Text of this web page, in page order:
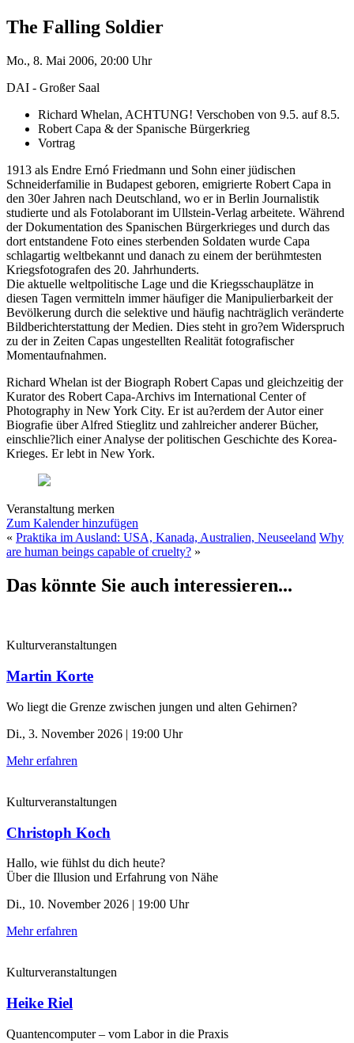
The Falling Soldier
Mo., 8. Mai 2006, 20:00 Uhr
DAI - Großer Saal
Richard Whelan, ACHTUNG! Verschoben von 9.5. auf 8.5.
Robert Capa & der Spanische Bürgerkrieg
Vortrag
1913 als Endre Ernó Friedmann und Sohn einer jüdischen
Schneiderfamilie in Budapest geboren, emigrierte Robert Capa in
den 30er Jahren nach Deutschland, wo er in Berlin Journalistik
studierte und als Fotolaborant im Ullstein-Verlag arbeitete. Während
der Dokumentation des Spanischen Bürgerkrieges und durch das
dort entstandene Foto eines sterbenden Soldaten wurde Capa
schlagartig weltbekannt und danach zu einem der berühmtesten
Kriegsfotografen des 20. Jahrhunderts.
Die aktuelle weltpolitische Lage und die Kriegsschauplätze in
diesen Tagen vermitteln immer häufiger die Manipulierbarkeit der
Bevölkerung durch die selektive und häufig nachträglich veränderte
Bildberichterstattung der Medien. Dies steht in gro?em Widerspruch
zu der in Zeiten Capas ungestellten Realität fotografischer
Momentaufnahmen.
Richard Whelan ist der Biograph Robert Capas und gleichzeitig der
Kurator des Robert Capa-Archivs im International Center of
Photography in New York City. Er ist au?erdem der Autor einer
Biografie über Alfred Stieglitz und zahlreicher anderer Bücher,
einschlie?lich einer Analyse der politischen Geschichte des Korea-
Krieges. Er lebt in New York.
Veranstaltung merken
Zum Kalender hinzufügen
« Praktika im Ausland: USA, Kanada, Australien, Neuseeland Why
are human beings capable of cruelty? »
Das könnte Sie auch interessieren...
Kulturveranstaltungen
Martin Korte
Wo liegt die Grenze zwischen jungen und alten Gehirnen?
Di., 3. November 2026 | 19:00 Uhr
Mehr erfahren
Kulturveranstaltungen
Christoph Koch
Hallo, wie fühlst du dich heute?
Über die Illusion und Erfahrung von Nähe
Di., 10. November 2026 | 19:00 Uhr
Mehr erfahren
Kulturveranstaltungen
Heike Riel
Quantencomputer – vom Labor in die Praxis